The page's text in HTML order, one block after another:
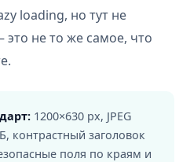
loading, но тут не
это не то же самое, что
1200×630 px, JPEG
контрастный заголовок
поля по краям и